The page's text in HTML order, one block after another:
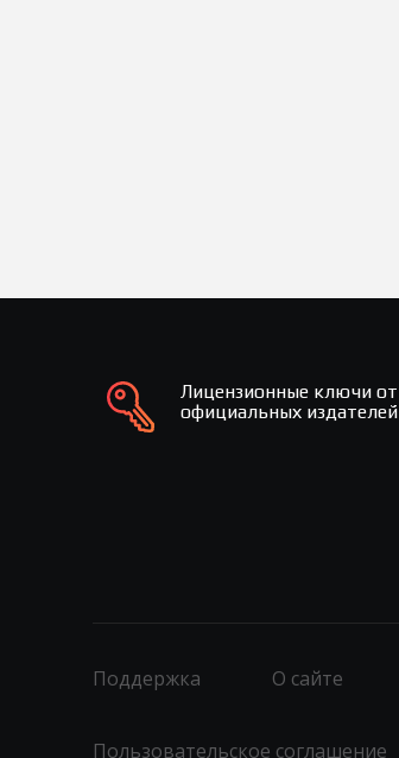
Лицензионные ключи от
официальных издателей
Поддержка О сайте
Пользовательское соглашение